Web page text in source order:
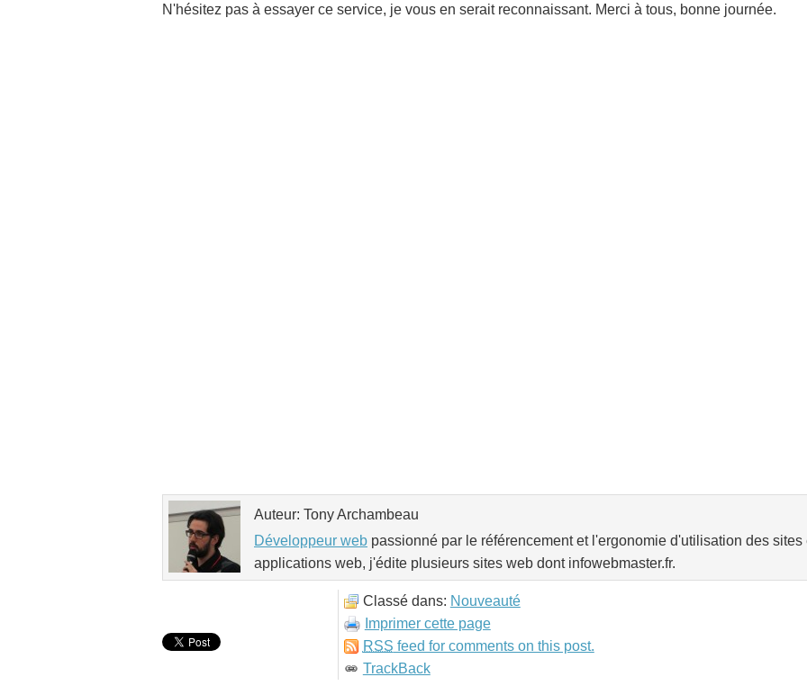
N'hésitez pas à essayer ce service, je vous en serait reconnaissant. Merci à tous, bonne journée.
Auteur: Tony Archambeau
Développeur web passionné par le référencement et l'ergonomie d'utilisation des sites
applications web, j'édite plusieurs sites web dont infowebmaster.fr.
Classé dans: Nouveauté
Imprimer cette page
RSS feed for comments on this post.
TrackBack